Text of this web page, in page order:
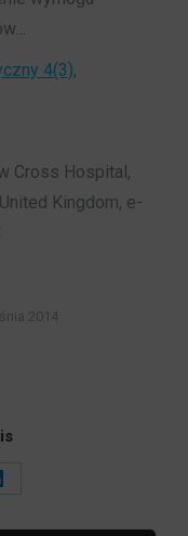
4(3),
Cross Hospital,
Kingdom, e-
2014